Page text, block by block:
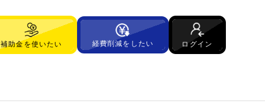
補助金を使いたい 経費削減をしたい ログイン